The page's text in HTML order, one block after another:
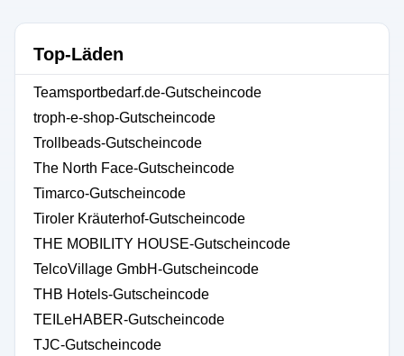
Top-Läden
Teamsportbedarf.de-Gutscheincode
troph-e-shop-Gutscheincode
Trollbeads-Gutscheincode
The North Face-Gutscheincode
Timarco-Gutscheincode
Tiroler Kräuterhof-Gutscheincode
THE MOBILITY HOUSE-Gutscheincode
TelcoVillage GmbH-Gutscheincode
THB Hotels-Gutscheincode
TEILeHABER-Gutscheincode
TJC-Gutscheincode